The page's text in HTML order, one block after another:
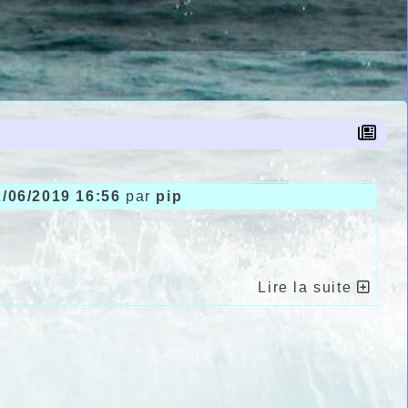
06/2019 16:56 par pip
Lire la suite